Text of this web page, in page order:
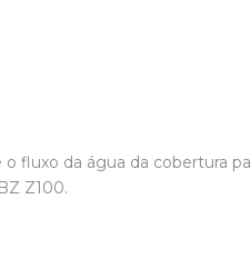
da água da cobertura
Z100.